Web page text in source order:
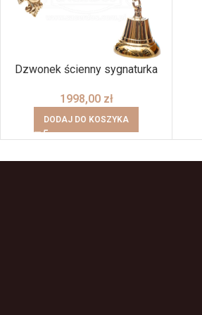
Dzwonek ścienny sygnaturka
1998,00 zł
DODAJ DO KOSZYKA